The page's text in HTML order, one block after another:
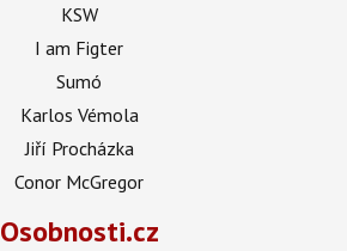
KSW
I am Figter
Sumó
Karlos Vémola
Jiří Procházka
Conor McGregor
Osobnosti.cz